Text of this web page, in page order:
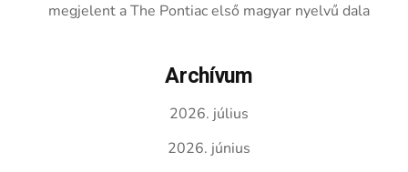
megjelent a The Pontiac első magyar nyelvű dala
Archívum
2026. július
2026. június